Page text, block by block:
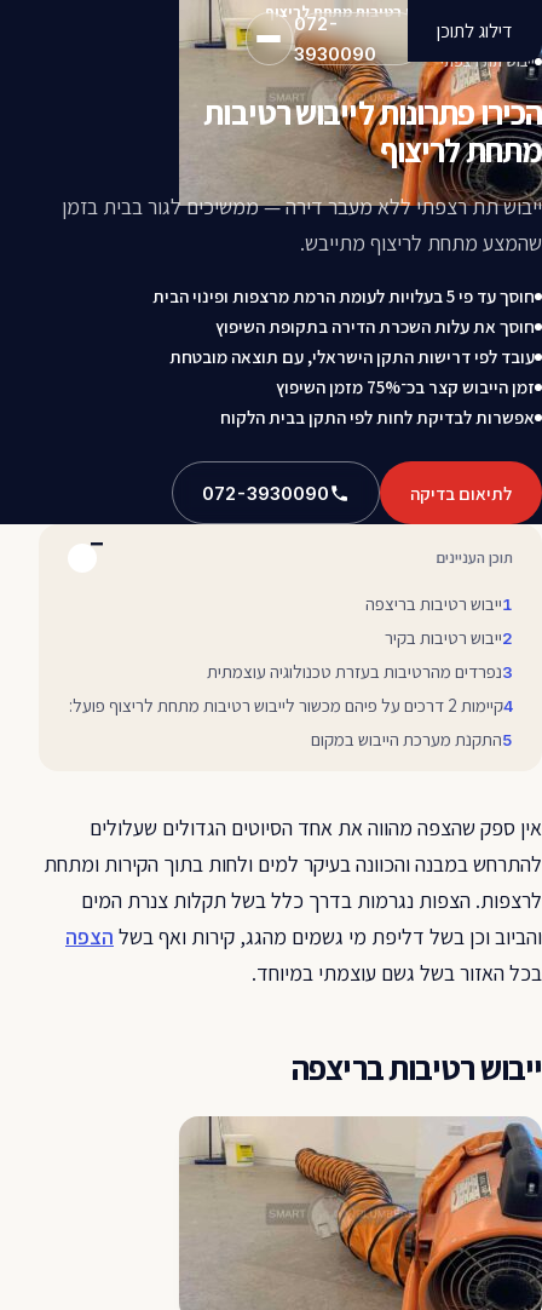
דילוג לתוכן
072-
3930090
הכירו פתרונות לייבוש רטיבות מתחת לריצוף
ייבוש תת רצפתי
הכירו פתרונות לייבוש רטיבות
מתחת לריצוף
ייבוש תת רצפתי ללא מעבר דירה — ממשיכים לגור בבית בזמן
שהמצע מתחת לריצוף מתייבש.
חוסך עד פי 5 בעלויות לעומת הרמת מרצפות ופינוי הבית
חוסך את עלות השכרת הדירה בתקופת השיפוץ
עובד לפי דרישות התקן הישראלי, עם תוצאה מובטחת
זמן הייבוש קצר בכ־75% מזמן השיפוץ
אפשרות לבדיקת לחות לפי התקן בבית הלקוח
לתיאום בדיקה 072-3930090
אין ספק שהצפה מהווה את אחד הסיוטים הגדולים שעלולים
להתרחש במבנה והכוונה בעיקר למים ולחות בתוך הקירות ומתחת
לרצפות. הצפות נגרמות בדרך כלל בשל תקלות צנרת המים
והביוב וכן בשל דליפת מי גשמים מהגג, קירות ואף בשל הצפה
בכל האזור בשל גשם עוצמתי במיוחד.
ייבוש רטיבות בריצפה
תוכן העניינים
ייבוש רטיבות בריצפה
ייבוש רטיבות בקיר
נפרדים מהרטיבות בעזרת טכנולוגיה עוצמתית
קיימות 2 דרכים על פיהם מכשור לייבוש רטיבות מתחת לריצוף פועל:
התקנת מערכת הייבוש במקום